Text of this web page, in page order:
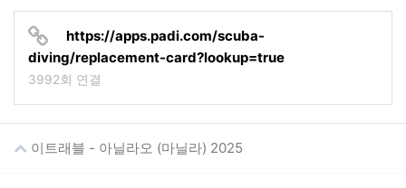
https://apps.padi.com/scuba-
diving/replacement-card?lookup=true
3992회 연결
이트래블 - 아닐라오 (마닐라) 2025